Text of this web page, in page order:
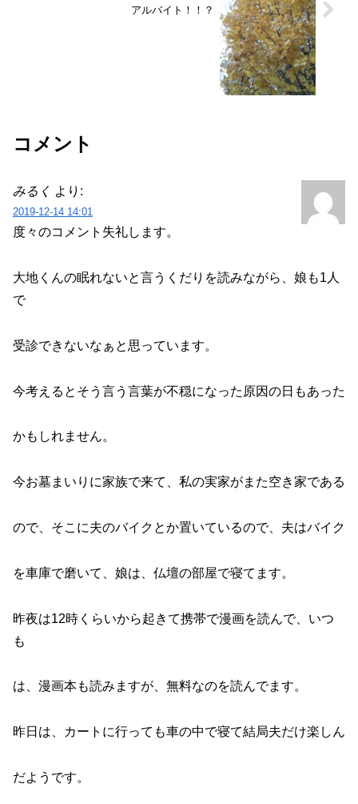
アルバイト！！？
コメント
みるく より:
2019-12-14 14:01
度々のコメント失礼します。
大地くんの眠れないと言うくだりを読みながら、娘も1人
で
受診できないなぁと思っています。
今考えるとそう言う言葉が不穏になった原因の日もあった
かもしれません。
今お墓まいりに家族で来て、私の実家がまた空き家である
ので、そこに夫のバイクとか置いているので、夫はバイク
を車庫で磨いて、娘は、仏壇の部屋で寝てます。
昨夜は12時くらいから起きて携帯で漫画を読んで、いつ
も
は、漫画本も読みますが、無料なのを読んでます。
昨日は、カートに行っても車の中で寝て結局夫だけ楽しん
だようです。